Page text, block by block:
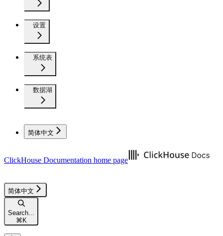
设置
系统表
数据湖
简体中文
ClickHouse Documentation home page
简体中文
Search...
⌘K